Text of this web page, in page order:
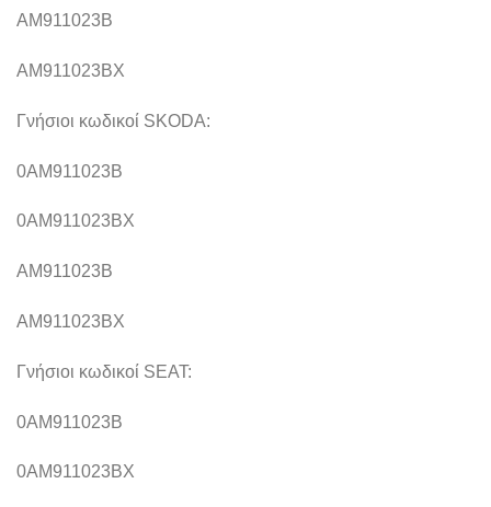
AM911023B
AM911023BX
Γνήσιοι κωδικοί SKODA:
0AM911023B
0AM911023BX
AM911023B
AM911023BX
Γνήσιοι κωδικοί SEAT:
0AM911023B
0AM911023BX